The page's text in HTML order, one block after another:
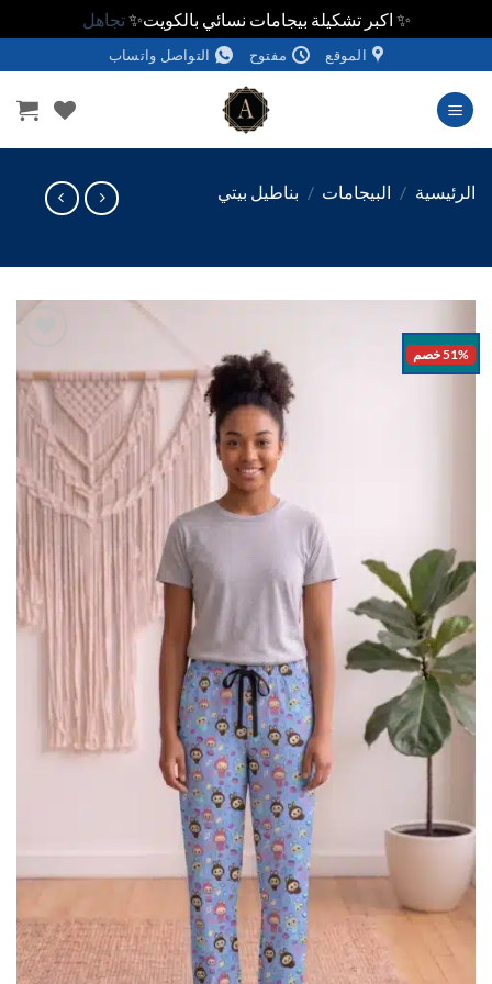
✨ اكبر تشكيلة بيجامات نسائي بالكويت✨تجاهل
الموقع مفتوح التواصل واتساب
/ البيجامات / بناطيل بيتي
اضف
الي
المفضلة